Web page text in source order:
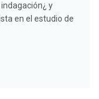
y
en el estudio de